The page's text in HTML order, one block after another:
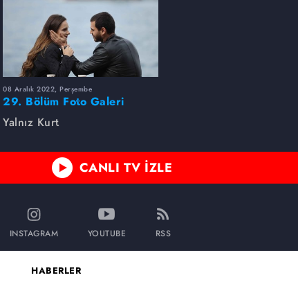
08 Aralık 2022, Perşembe
29. Bölüm Foto Galeri
Yalnız Kurt
CANLI TV İZLE
INSTAGRAM YOUTUBE RSS
HABERLER